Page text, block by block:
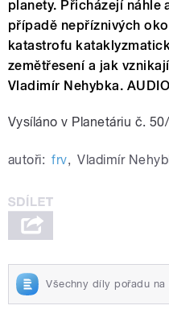
planety. Přicházejí náhle
případě nepříznivých
katastrofu
zemětřesení a jak
Vladimír Nehybka.
Vysíláno v Planetáriu č.
autoři: frv, Vladimír
Všechny díly pořadu na